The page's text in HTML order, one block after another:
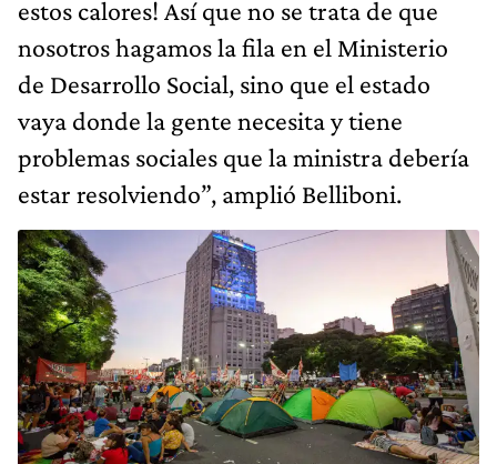
estos calores! Así que no se trata de que
nosotros hagamos la fila en el Ministerio
de Desarrollo Social, sino que el estado
vaya donde la gente necesita y tiene
problemas sociales que la ministra debería
estar resolviendo”, amplió Belliboni.